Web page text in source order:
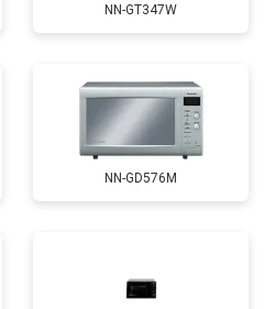
NN-GT347W
NN-GD576M